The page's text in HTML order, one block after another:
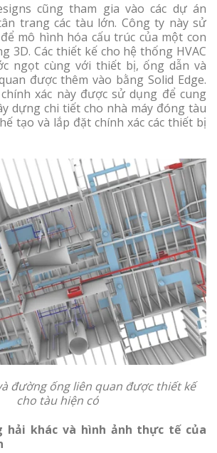
cũng tham gia vào các dự án
trang các tàu lớn. Công ty này sử
để mô hình hóa cấu trúc của một con
3D. Các thiết kế cho hệ thống HVAC
ngọt cùng với thiết bị, ống dẫn và
được thêm vào bằng Solid Edge.
xác này được sử dụng để cung
dựng chi tiết cho nhà máy đóng tàu
tạo và lắp đặt chính xác các thiết bị
đường ống liên quan được thiết kế
cho tàu hiện có
hải khác và hình ảnh thực tế của